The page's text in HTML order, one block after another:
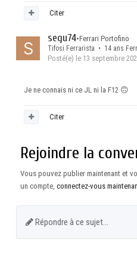
Citer
segu74•Ferrari Portofino
Tifosi Ferrarista • 14 ans
Posté(e) le 13 septembre
Je ne connais ni ce JL ni la F12 🙃
Citer
Rejoindre la
Vous pouvez publier maintenant et
un compte, connectez-vous
Répondre à ce sujet…